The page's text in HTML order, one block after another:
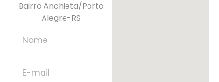
Bairro Anchieta/Porto
Alegre-RS